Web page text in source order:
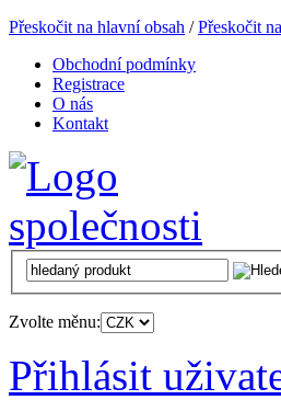
Přeskočit na hlavní obsah /Přeskočit
Obchodní podmínky
Registrace
O nás
Kontakt
Zvolte měnu:
Přihlásit